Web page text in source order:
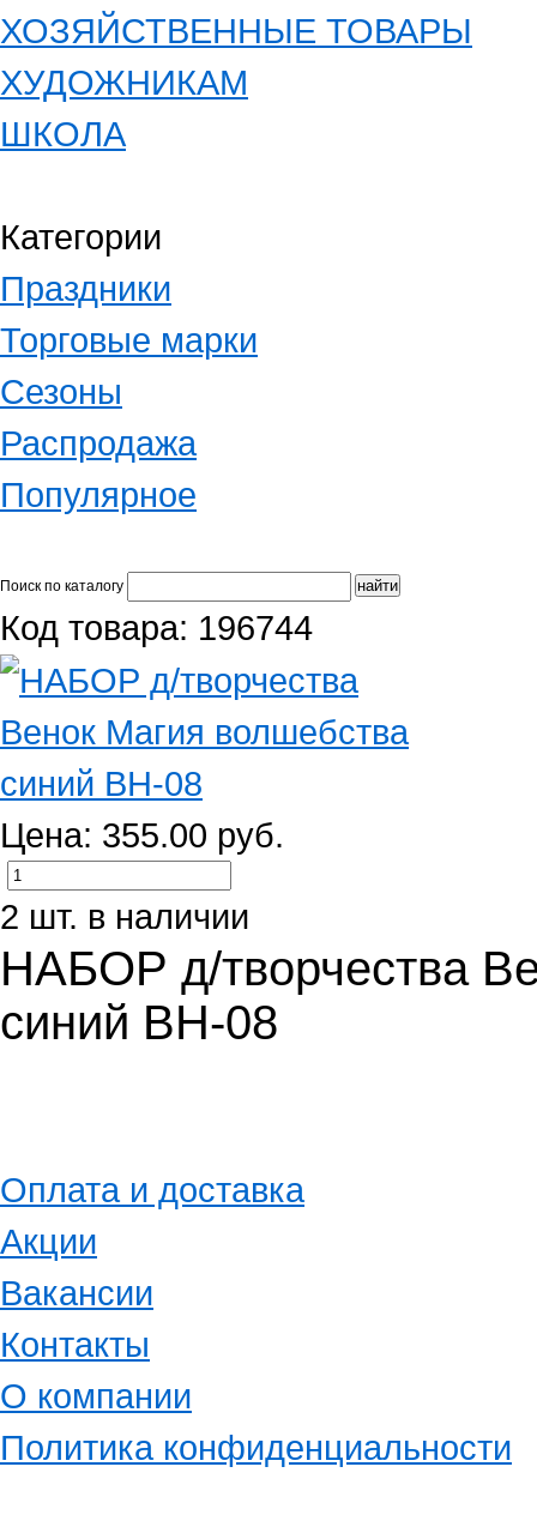
ХОЗЯЙСТВЕННЫЕ ТОВАРЫ
ХУДОЖНИКАМ
ШКОЛА
Категории
Праздники
Торговые марки
Сезоны
Распродажа
Популярное
Поиск по каталогу
Код товара: 196744
Цена: 355.00 руб.
2 шт. в наличии
НАБОР д/творчества
синий ВН-08
Оплата и доставка
Акции
Вакансии
Контакты
О компании
Политика конфиденциальности